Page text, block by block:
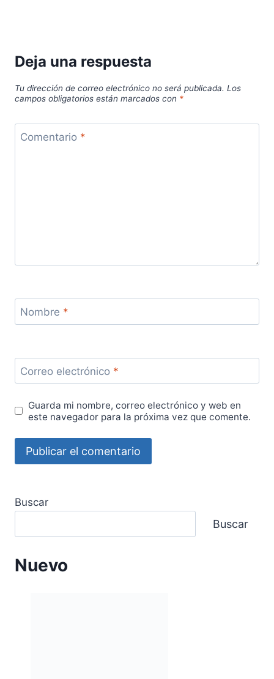
Deja una respuesta
Tu dirección de correo electrónico no será publicada. Los
campos obligatorios están marcados con *
Comentario *
Nombre *
Correo electrónico *
Guarda mi nombre, correo electrónico y web en
este navegador para la próxima vez que comente.
Buscar
Buscar
Nuevo